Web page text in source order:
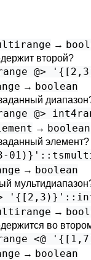
→
второй?
@>
→ boolean
@>
→ boolean
элемент?
→ boolean
→
во
<@
→ boolean